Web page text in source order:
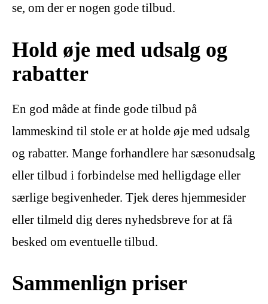
se, om der er nogen gode tilbud.
Hold øje med udsalg og
rabatter
En god måde at finde gode tilbud på
lammeskind til stole er at holde øje med udsalg
og rabatter. Mange forhandlere har sæsonudsalg
eller tilbud i forbindelse med helligdage eller
særlige begivenheder. Tjek deres hjemmesider
eller tilmeld dig deres nyhedsbreve for at få
besked om eventuelle tilbud.
Sammenlign priser